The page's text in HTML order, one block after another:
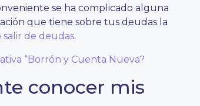
se ha complicado alguna
que tiene sobre tus deudas la
salir de deudas.
“Borrón y Cuenta Nueva?
conocer mis